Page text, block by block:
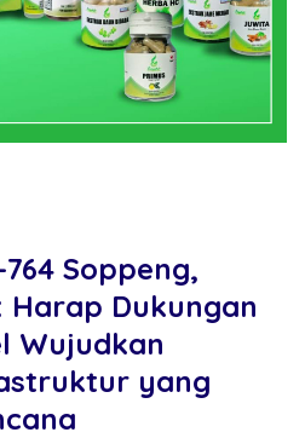
Soppeng,
Harap Dukungan
Wujudkan
yang